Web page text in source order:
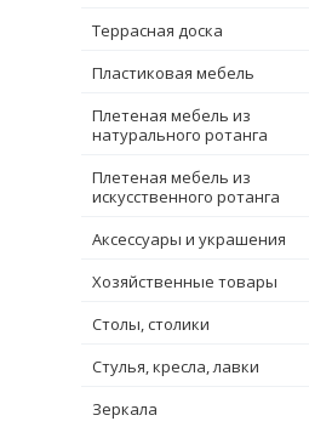
Террасная доска
Пластиковая мебель
Плетеная мебель из
натурального ротанга
Плетеная мебель из
искусственного ротанга
Аксессуары и украшения
Хозяйственные товары
Столы, столики
Стулья, кресла, лавки
Зеркала